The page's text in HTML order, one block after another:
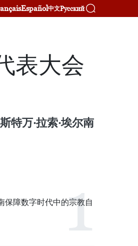
Español中文Русский
表大会
特万·拉索·埃尔南
保障数字时代中的宗教自